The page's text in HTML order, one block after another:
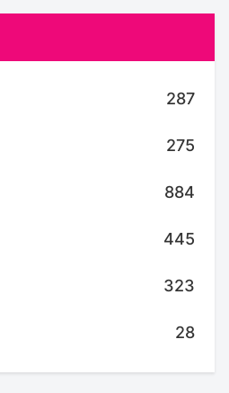
287
275
884
445
323
28